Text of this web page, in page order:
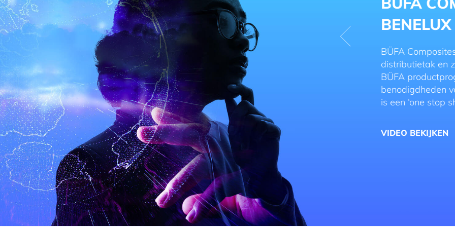
met een zorgvraag
medewerkers
maatschappelijk
Voor Land
om hierop te
te kijken naar een
naar het
van zorgtechnologie
ondersteunende data.
BENELUX
BÜFA Composites Benelux BB is de
distributietak en zij vermarkt naast het volledige
BÜFA productprogramma ook alle andere
benodigdheden voor de composietenmarkt. Het
is een ‘one stop shopping’ concept.
VIDEO BEKIJKEN
Baril Coatings is
mogelijk. Baril
hun objecten
tegelijkertijd
Om zowel hun
salesambities te
en waar.